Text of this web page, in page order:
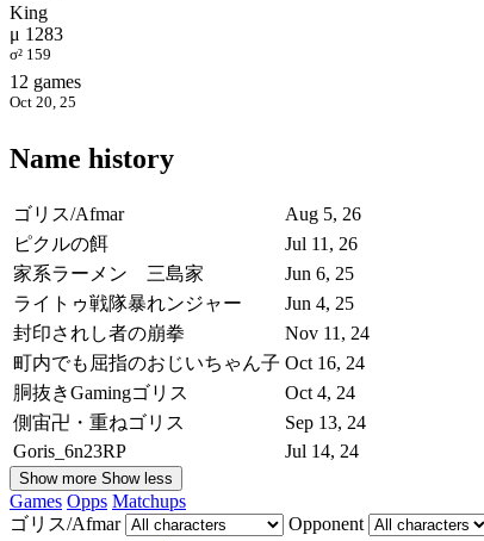
King
μ 1283
σ² 159
12 games
Oct 20, 25
Name history
ゴリス/Afmar
Aug 5, 26
ピクルの餌
Jul 11, 26
家系ラーメン 三島家
Jun 6, 25
ライトゥ戦隊暴れンジャー
Jun 4, 25
封印されし者の崩拳
Nov 11, 24
町内でも屈指のおじいちゃん子 Oct 16, 24
胴抜きGamingゴリス
Oct 4, 24
側宙卍・重ねゴリス
Sep 13, 24
Goris_6n23RP
Jul 14, 24
Show more Show less
Games Opps Matchups
ゴリス/Afmar
Opponent